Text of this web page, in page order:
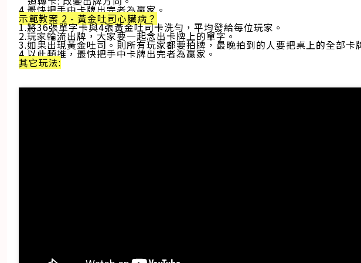
4.最快把手中卡牌出完者為贏家。
示範教案 2 - 黃金吐司心臟病？
1.將36張單字卡與4張黃金吐司卡洗勻，平均發給每位玩家。
2.玩家輪流出牌，大家要一起念出卡牌上的單字。
3.如果出現黃金吐司。則所有玩家都要拍牌，最晚拍到的人要把桌上的全部卡
4.以此類推，最快把手中卡牌出完者為贏家。
其它玩法: